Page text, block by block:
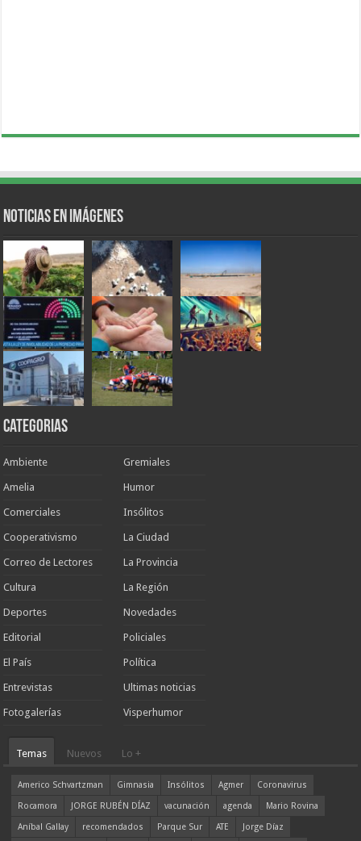
Noticias en Imágenes
Categorias
Ambiente
Amelia
Comerciales
Cooperativismo
Correo de Lectores
Cultura
Deportes
Editorial
El País
Entrevistas
Fotogalerías
Gremiales
Humor
Insólitos
La Ciudad
La Provincia
La Región
Novedades
Policiales
Política
Ultimas noticias
Visperhumor
Temas Nuevos Lo +
Americo Schvartzman Gimnasia Insólitos Agmer
Coronavirus
Rocamora
JORGE RUBÉN DÍAZ vacunación agenda
Mario Rovina
Aníbal Gallay
recomendados Parque Sur ATE
Jorge Díaz